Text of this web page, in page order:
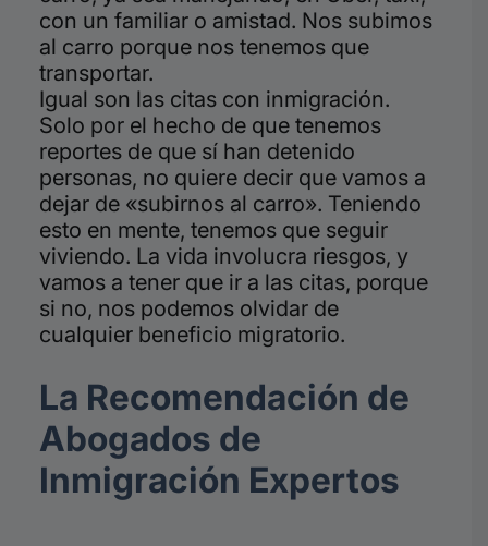
con un familiar o amistad. Nos subimos
al carro porque nos tenemos que
transportar.
Igual son las citas con inmigración.
Solo por el hecho de que tenemos
reportes de que sí han detenido
personas, no quiere decir que vamos a
dejar de «subirnos al carro». Teniendo
esto en mente, tenemos que seguir
viviendo. La vida involucra riesgos, y
vamos a tener que ir a las citas, porque
si no, nos podemos olvidar de
cualquier beneficio migratorio.
La Recomendación de
Abogados de
Inmigración Expertos